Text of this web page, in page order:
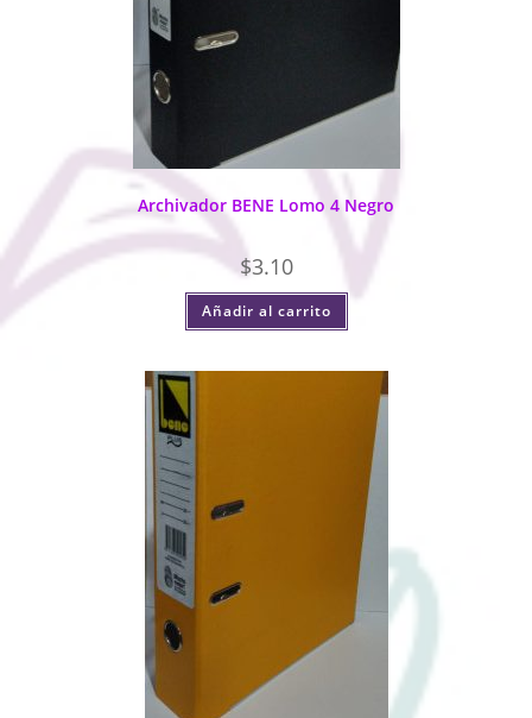
Archivador BENE Lomo 4 Negro
$3.10
Añadir al carrito